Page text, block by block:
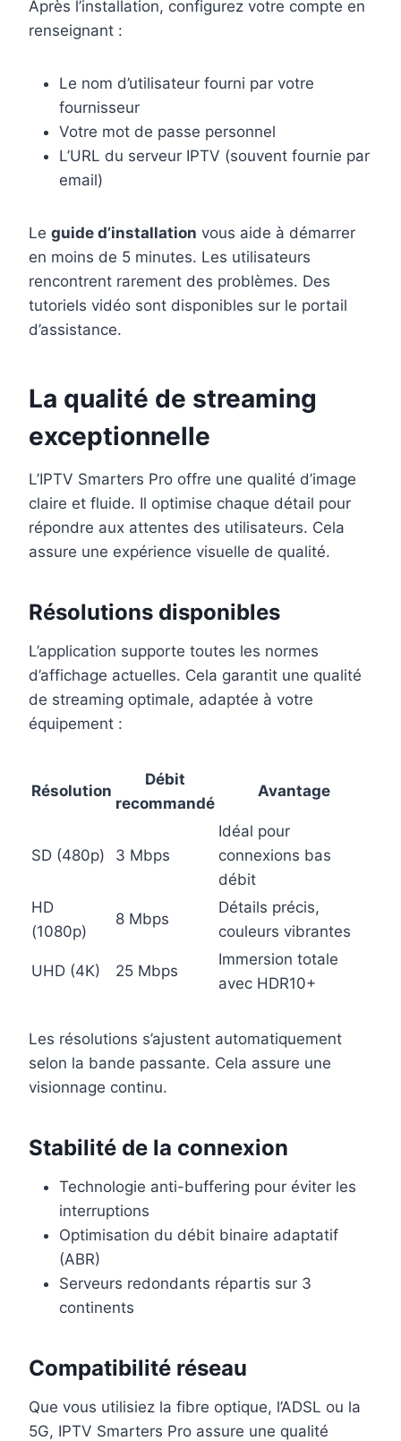
Après l’installation, configurez votre compte en
renseignant :
Le nom d’utilisateur fourni par votre
fournisseur
Votre mot de passe personnel
L’URL du serveur IPTV (souvent fournie par
email)
Le guide d’installation vous aide à démarrer
en moins de 5 minutes. Les utilisateurs
rencontrent rarement des problèmes. Des
tutoriels vidéo sont disponibles sur le portail
d’assistance.
La qualité de streaming
exceptionnelle
L’IPTV Smarters Pro offre une qualité d’image
claire et fluide. Il optimise chaque détail pour
répondre aux attentes des utilisateurs. Cela
assure une expérience visuelle de qualité.
Résolutions disponibles
L’application supporte toutes les normes
d’affichage actuelles. Cela garantit une qualité
de streaming optimale, adaptée à votre
équipement :
Résolution
Débit
recommandé
Avantage
SD (480p) 3 Mbps
Idéal pour
connexions bas
débit
HD
(1080p)
8 Mbps
Détails précis,
couleurs vibrantes
UHD (4K) 25 Mbps
Immersion totale
avec HDR10+
Les résolutions s’ajustent automatiquement
selon la bande passante. Cela assure une
visionnage continu.
Stabilité de la connexion
Technologie anti-buffering pour éviter les
interruptions
Optimisation du débit binaire adaptatif
(ABR)
Serveurs redondants répartis sur 3
continents
Compatibilité réseau
Que vous utilisiez la fibre optique, l’ADSL ou la
5G, IPTV Smarters Pro assure une qualité